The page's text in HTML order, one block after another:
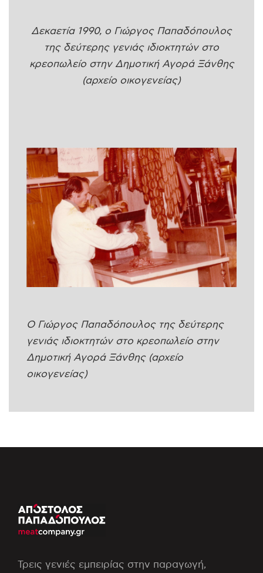
Δεκαετία 1990, ο Γιώργος Παπαδόπουλος
της δεύτερης γενιάς ιδιοκτητών στο
κρεοπωλείο στην Δημοτική Αγορά Ξάνθης
(αρχείο οικογενείας)
Ο Γιώργος Παπαδόπουλος της δεύτερης
γενιάς ιδιοκτητών στο κρεοπωλείο στην
Δημοτική Αγορά Ξάνθης (αρχείο
οικογενείας)
Τρεις γενιές εμπειρίας στην παραγωγή,